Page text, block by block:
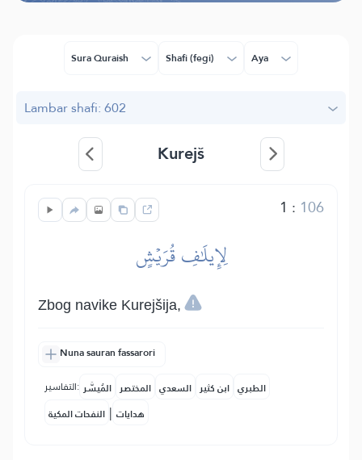
Sura Quraish Shafi (fegi) Aya
Lambar shafi: 602
Kurejš
1 : 106
لِإِيلَٰفِ قُرَيۡشٍ
Zbog navike Kurejšija,
Nuna sauran fassarori
التفاسير: المُيسَّر المختصر السعدي ابن كثير الطبري
النفحات المكية | هدايات